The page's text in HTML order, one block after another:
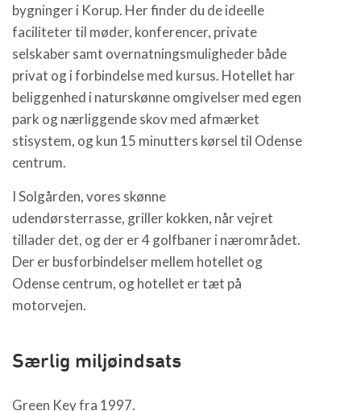
bygninger i Korup. Her finder du de ideelle
faciliteter til møder, konferencer, private
selskaber samt overnatningsmuligheder både
privat og i forbindelse med kursus. Hotellet har
beliggenhed i naturskønne omgivelser med egen
park og nærliggende skov med afmærket
stisystem, og kun 15 minutters kørsel til Odense
centrum.
I Solgården, vores skønne
udendørsterrasse, griller kokken, når vejret
tillader det, og der er 4 golfbaner i nærområdet.
Der er busforbindelser mellem hotellet og
Odense centrum, og hotellet er tæt på
motorvejen.
Særlig miljøindsats
Green Key fra 1997.